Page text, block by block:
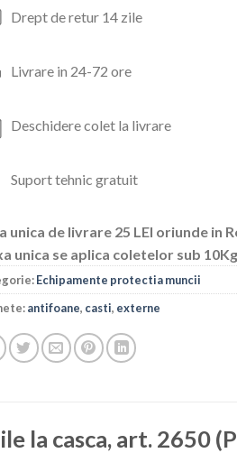
Drept de retur 14 zile
Livrare in 24-72 ore
Deschidere colet la livrare
Suport tehnic gratuit
unica de livrare 25 LEI oriunde in
unica se aplica coletelor sub 10Kg
Echipamente protectia muncii
antifoane, casti, externe
la casca, art. 2650